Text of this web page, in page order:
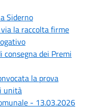
Siderno
la raccolta firme
consegna dei Premi
la prova
unità
- 13.03.2026